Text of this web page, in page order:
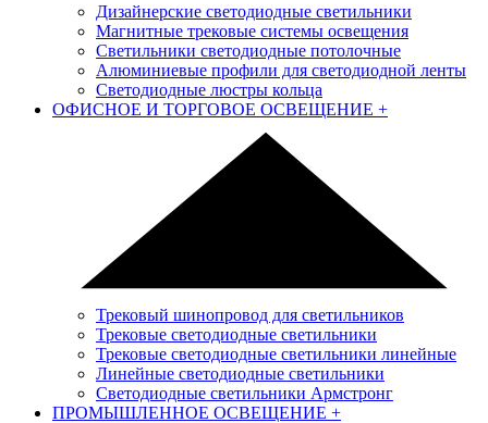
Дизайнерские светодиодные светильники
Магнитные трековые системы освещения
Светильники светодиодные потолочные
Алюминиевые профили для светодиодной ленты
Светодиодные люстры кольца
ОФИСНОЕ И ТОРГОВОЕ ОСВЕЩЕНИЕ +
Трековый шинопровод для светильников
Трековые светодиодные светильники
Трековые светодиодные светильники линейные
Линейные светодиодные светильники
Светодиодные светильники Армстронг
ПРОМЫШЛЕННОЕ ОСВЕЩЕНИЕ +